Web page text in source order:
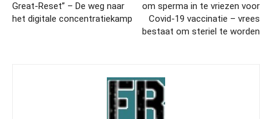
Great-Reset” – De weg naar
het digitale concentratiekamp
om sperma in te vriezen voor
Covid-19 vaccinatie – vrees
bestaat om steriel te worden